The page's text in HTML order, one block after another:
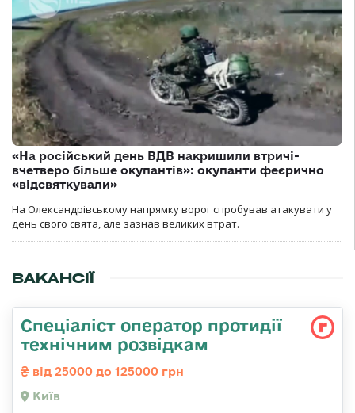
«На російський день ВДВ накришили втричі-
вчетверо більше окупантів»: окупанти феєрично
«відсвяткували»
На Олександрівському напрямку ворог спробував атакувати у
день свого свята, але зазнав великих втрат.
ВАКАНСІЇ
Спеціаліст оператор протидії
технічним розвідкам
від 25000 до 125000 грн
Київ